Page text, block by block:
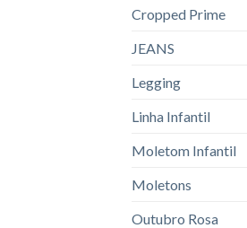
Cropped Prime
JEANS
Legging
Linha Infantil
Moletom Infantil
Moletons
Outubro Rosa